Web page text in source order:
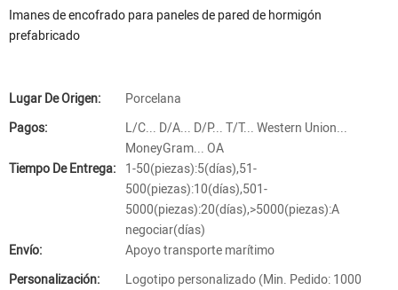
Imanes de encofrado para paneles de pared de hormigón
prefabricado
Lugar De Origen:
Porcelana
Pagos:
L/C... D/A... D/P... T/T... Western Union...
MoneyGram... OA
Tiempo De Entrega: 1-50(piezas):5(días),51-
500(piezas):10(días),501-
5000(piezas):20(días),>5000(piezas):A
negociar(días)
Envío:
Apoyo transporte marítimo
Personalización:
Logotipo personalizado (Min. Pedido: 1000